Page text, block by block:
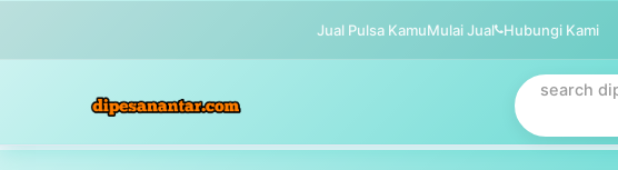
Jual Pulsa KamuMulai Jual Hubungi Kami